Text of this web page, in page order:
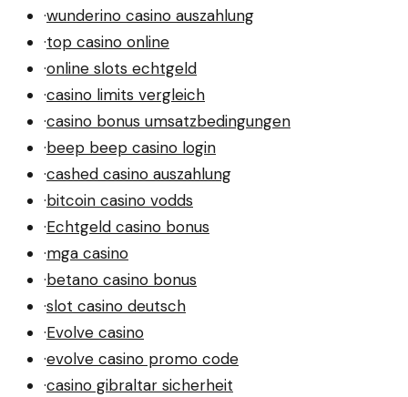
·wunderino casino auszahlung
·top casino online
·online slots echtgeld
·casino limits vergleich
·casino bonus umsatzbedingungen
·beep beep casino login
·cashed casino auszahlung
·bitcoin casino vodds
·Echtgeld casino bonus
·mga casino
·betano casino bonus
·slot casino deutsch
·Evolve casino
·evolve casino promo code
·casino gibraltar sicherheit